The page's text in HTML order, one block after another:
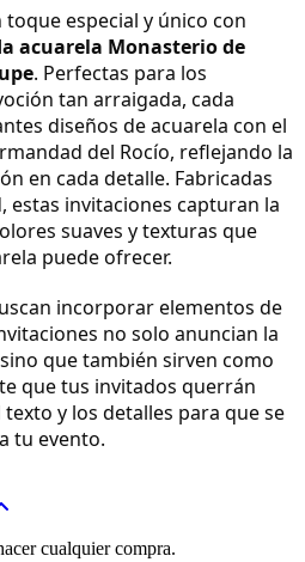
especial y único con
acuarela Monasterio de
. Perfectas para los
tan arraigada, cada
diseños de acuarela con el
del Rocío, reflejando la
en cada detalle. Fabricadas
estas invitaciones capturan la
suaves y texturas que
puede ofrecer.
incorporar elementos de
no solo anuncian la
que también sirven como
que tus invitados querrán
y los detalles para que se
tu evento.
cualquier compra.